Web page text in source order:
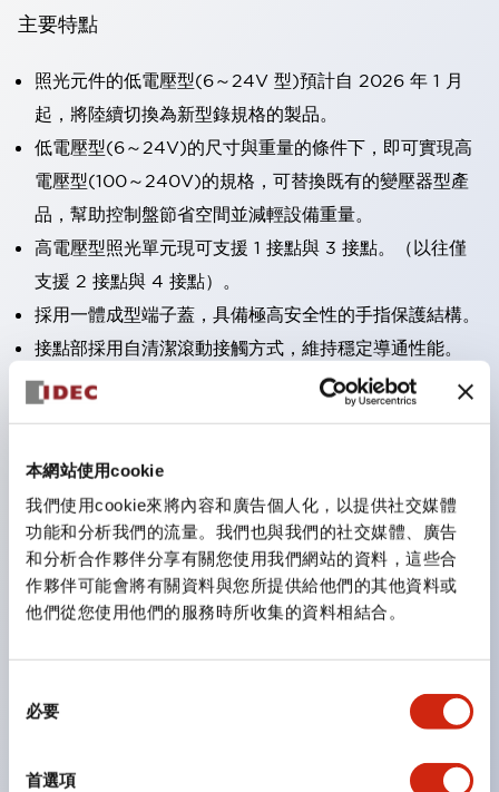
本網站使用cookie
我們使用cookie來將內容和廣告個人化，以提供社交媒體
功能和分析我們的流量。我們也與我們的社交媒體、廣告
和分析合作夥伴分享有關您使用我們網站的資料，這些合
作夥伴可能會將有關資料與您所提供給他們的其他資料或
他們從您使用他們的服務時所收集的資料相結合。
必要
首選項
主要特點
照光元件的低電壓型(6～24V 型)預計自 2026 年 1 月
起，將陸續切換為新型錄規格的製品。
低電壓型(6～24V)的尺寸與重量的條件下，即可實現高
電壓型(100～240V)的規格，可替換既有的變壓器型產
品，幫助控制盤節省空間並減輕設備重量。
高電壓型照光單元現可支援 1 接點與 3 接點。（以往僅
支援 2 接點與 4 接點）。
採用一體成型端子蓋，具備極高安全性的手指保護結構。
接點部採用自清潔滾動接觸方式，維持穩定導通性能。
防護結構可防止水或油從面板前方滲入：IP65（僅雙按
三種功能集結於一顆開關。
完整支援全球各地需求的多種電壓規格。
一顆 LED 燈泡即可呈現六種顏色（LSRD 燈泡）。以往
需分色管理的 LED 燈泡，如今可用單一顆燈泡呈現多種
顏色。
符合 ISO 3864-4 安全色規範：在危險或緊急狀況下，